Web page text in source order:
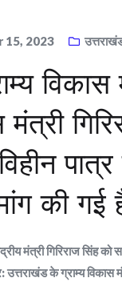
15, 2023
मंत्री
पात्र
की गई
मंत्री गिरिराज सिंह को
उत्तराखंड के ग्राम्य